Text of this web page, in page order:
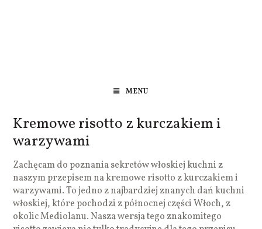
MENU
Kremowe risotto z kurczakiem i
warzywami
Zachęcam do poznania sekretów włoskiej kuchni z
naszym przepisem na kremowe risotto z kurczakiem i
warzywami. To jedno z najbardziej znanych dań kuchni
włoskiej, które pochodzi z północnej części Włoch, z
okolic Mediolanu. Nasza wersja tego znakomitego